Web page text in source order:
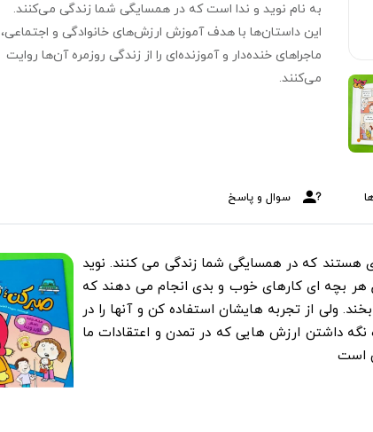
به نام نوید و ندا است که در همسایگی شما زندگی می‌کنند.
این داستان‌ها با هدف آموزش ارزش‌های خانوادگی و اجتماعی،
ماجراهای خنده‌دار و آموزنده‌ای را از زندگی روزمره آن‌ها روایت
می‌کنند.
سوال و پاسخ
و برادری هستند که در همسایگی شما زندگی می کنند. نوید
بچه ای کارهای خوب و بدی انجام می دهند که
ولی از تجربه هایشان استفاده کن و آنها را در
داشتن ارزش هایی که در تمدن و اعتقادات ما
است